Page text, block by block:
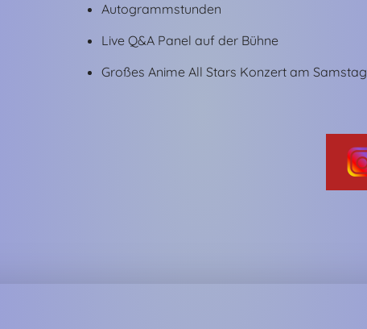
Autogrammstunden
Live Q&A Panel auf der Bühne
Großes Anime All Stars Konzert am Samstag